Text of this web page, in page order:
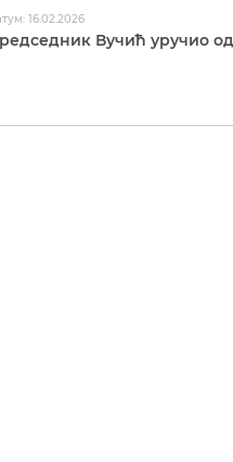
16.02.2026
Вучић уручио